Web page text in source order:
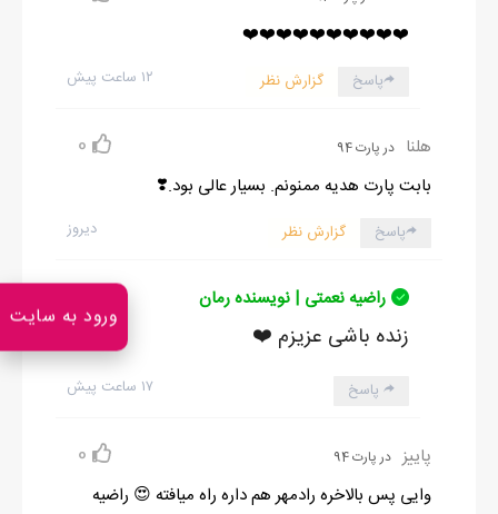
❤️❤️❤️❤️❤️❤️❤️❤️❤️❤️
۱۲ ساعت پیش پاسخ گزارش نظر
هلنا در پارت 94 0
بابت پارت هدیه ممنونم. بسیار عالی بود.❣️
دیروز پاسخ گزارش نظر
راضیه نعمتی | نویسنده رمان
زنده باشی عزیزم ❤️
۱۷ ساعت پیش پاسخ
پاییز در پارت 94 0
وایی پس بالاخره رادمهر هم داره راه میافته 😍 راضیه
ورود به سایت